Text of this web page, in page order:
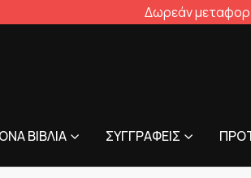
Δωρεάν
ΒΙΒΛΊΑ ΣΥΓΓΡΑΦΕΊΣ